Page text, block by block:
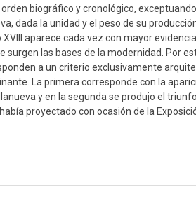
orden biográfico y cronológico,
dada la unidad y el peso de su
XVIII aparece cada vez con mayor
surgen las bases de la modernidad. Por
a un criterio exclusivamente
La primera corresponde con la
y en la segunda se produjo el
proyectado con ocasión de la